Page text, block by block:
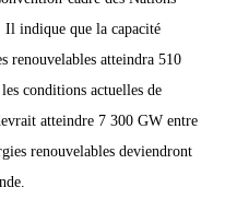
Il indique que la capacité
renouvelables atteindra 510
conditions actuelles de
atteindre 7 300 GW entre
renouvelables deviendront